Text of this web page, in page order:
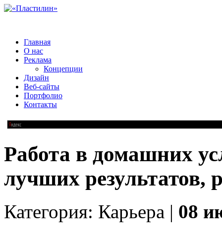
Главная
О нас
Реклама
Концепции
Дизайн
Веб-сайты
Портфолио
Контакты
Работа в домашних
лучших результатов,
Категория: Карьера | 08